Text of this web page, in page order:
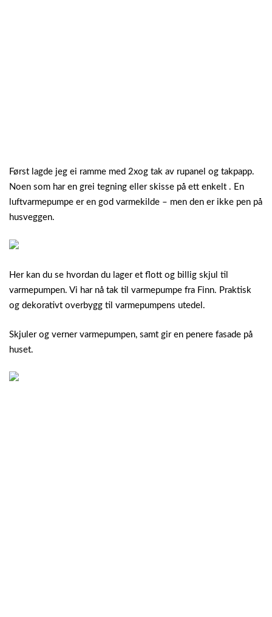
Først lagde jeg ei ramme med 2xog tak av rupanel og takpapp.
Noen som har en grei tegning eller skisse på ett enkelt . En
luftvarmepumpe er en god varmekilde – men den er ikke pen på
husveggen.
Her kan du se hvordan du lager et flott og billig skjul til
varmepumpen. Vi har nå tak til varmepumpe fra Finn. Praktisk
og dekorativt overbygg til varmepumpens utedel.
Skjuler og verner varmepumpen, samt gir en penere fasade på
huset.